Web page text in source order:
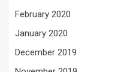
February 2020
January 2020
December 2019